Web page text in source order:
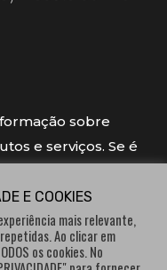
sobre
e serviços. Se é
“Produto do
por
E COOKIES
mais relevante,
Ao clicar em
os cookies. No